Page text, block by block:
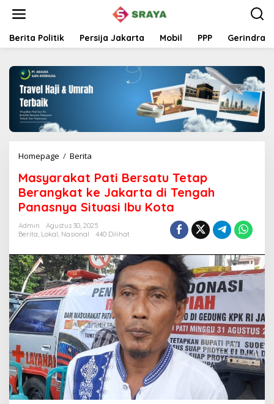
t
Berita Politik Persija Jakarta Mobil PPP Gerindra
Homepage / Berita
s
y
a
r
a
k
t
P
a
t
i
e
r
s
a
t
u
T
e
Masyarakat Pati Bersatu Tetap
Berangkat ke Jakarta di Tengah
Panasnya Situasi Ibu Kota
Admin
Agustus 30, 2025
Berita Lokal Nasional 440 Dilihat